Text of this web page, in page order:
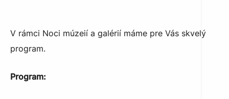
V rámci Noci múzeií a galérií máme pre Vás skvelý
program.
Program: